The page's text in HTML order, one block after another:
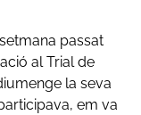
passat
al Trial de
la seva
em va